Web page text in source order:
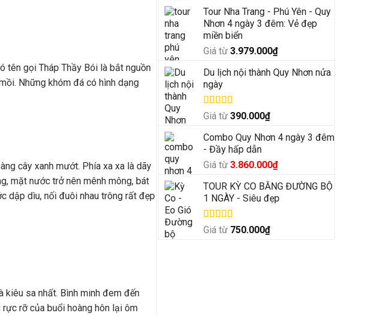
tên gọi Tháp Thầy Bói là bắt nguồn
Những khóm đá có hình dạng
cây xanh mướt. Phía xa xa là dãy
mặt nước trở nên mênh mông, bát
dập dìu, nối đuôi nhau trông rất đẹp
kiêu sa nhất. Bình minh đem đến
rỡ của buổi hoàng hôn lại ôm
Tour Nha Trang - Phú Yên - Quy
Nhơn 4 ngày 3 đêm: Vẻ đẹp
miền biển
Giá từ 3.979.000₫
Du lịch nội thành Quy Nhơn nửa
ngày
Được xếp
sao
Giá từ 390.000₫
Combo Quy Nhơn 4 ngày 3 đêm
- Đầy hấp dẫn
Giá từ Giá
là:
4.500.000₫.
3.860.000₫Giá
tại
là:
TOUR KỲ CO BẰNG ĐƯỜNG BỘ
1 NGÀY - Siêu đẹp
Được xếp
Giá từ 750.000₫